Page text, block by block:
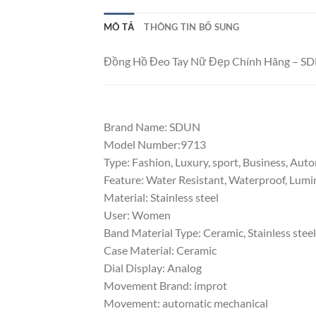
MÔ TẢ THÔNG TIN BỔ SUNG
Đồng Hồ Đeo Tay Nữ Đẹp Chính Hãng –
Brand Name: SDUN
Model Number:9713
Type: Fashion, Luxury, sport, Business,
Feature: Water Resistant, Waterproof,
Material: Stainless steel
User: Women
Band Material Type: Ceramic, Stainless steel
Case Material: Ceramic
Dial Display: Analog
Movement Brand: improt
Movement: automatic mechanical